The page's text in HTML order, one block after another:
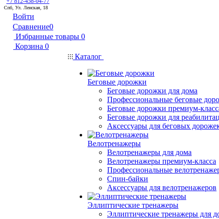
Спб, Ул. Ленская, 18
Войти
Сравнение0
Избранные товары 0
Корзина 0
Каталог
Беговые дорожки
Беговые дорожки для дома
Профессиональные беговые
Беговые дорожки премиум-
Беговые дорожки для
Аксессуары для беговых
Велотренажеры
Велотренажеры для дома
Велотренажеры премиум-класса
Профессиональные
Спин-байки
Аксессуары для велотренажеров
Эллиптические тренажеры
Эллиптические тренажеры для